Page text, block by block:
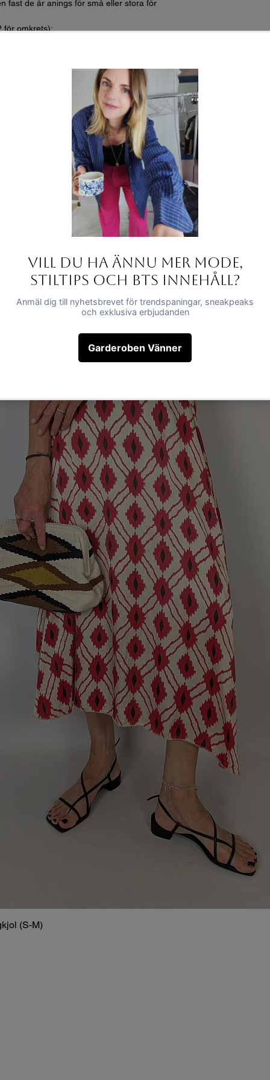
fast de är anings för små eller stora för
för omkrets):
(S-M)